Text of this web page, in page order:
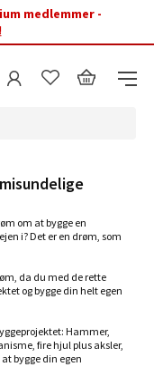
medlemmer -
om at bygge en
i? Det er en drøm, som
da du med de rette
og bygge din helt egen
Hammer,
fire hjul plus aksler,
bygge din egen